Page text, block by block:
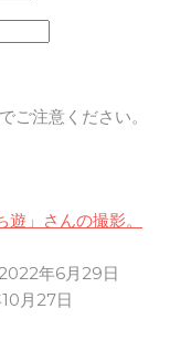
ご注意ください。
」さんの撮影。
2022年6月29日
月27日